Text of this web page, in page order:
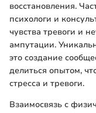
восстановления.
психологи и
чувства тревоги и
ампутации.
это создание
делиться опытом,
стресса и тревоги.
Взаимосвязь с